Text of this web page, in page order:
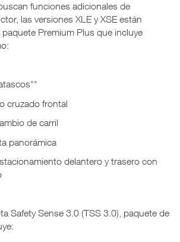
funciones adicionales de
las versiones XLE y XSE están
Premium Plus que incluye
cruzado frontal
de carril
panorámica
delantero y trasero con
Safety Sense 3.0 (TSS 3.0), paquete de